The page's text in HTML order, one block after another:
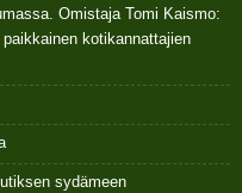
Omistaja Tomi Kaismo:
kotikannattajien
sydämeen